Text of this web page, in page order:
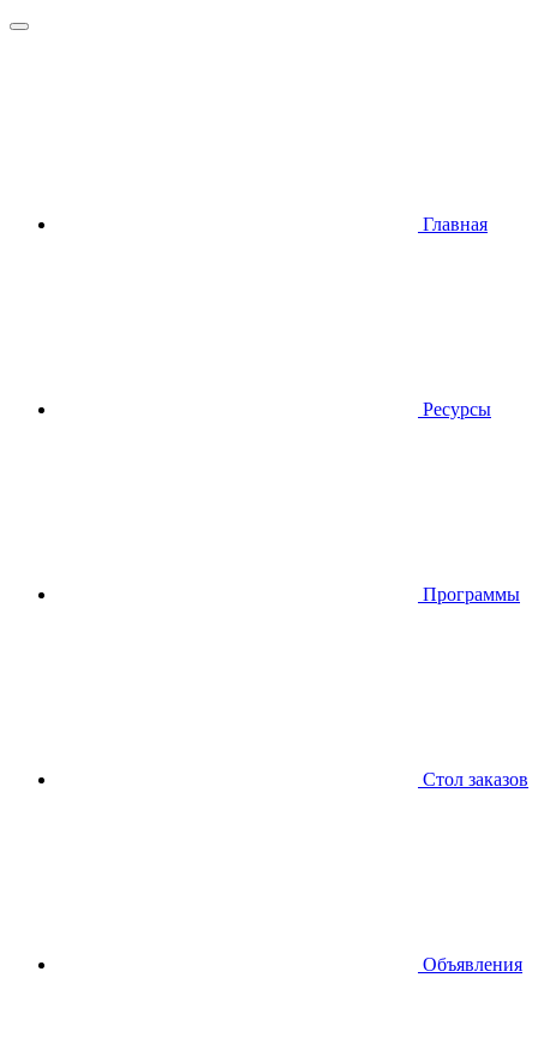
Главная
Ресурсы
Программы
Стол заказов
Объявления